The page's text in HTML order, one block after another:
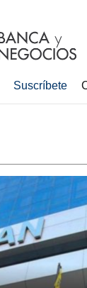
Suscríbete